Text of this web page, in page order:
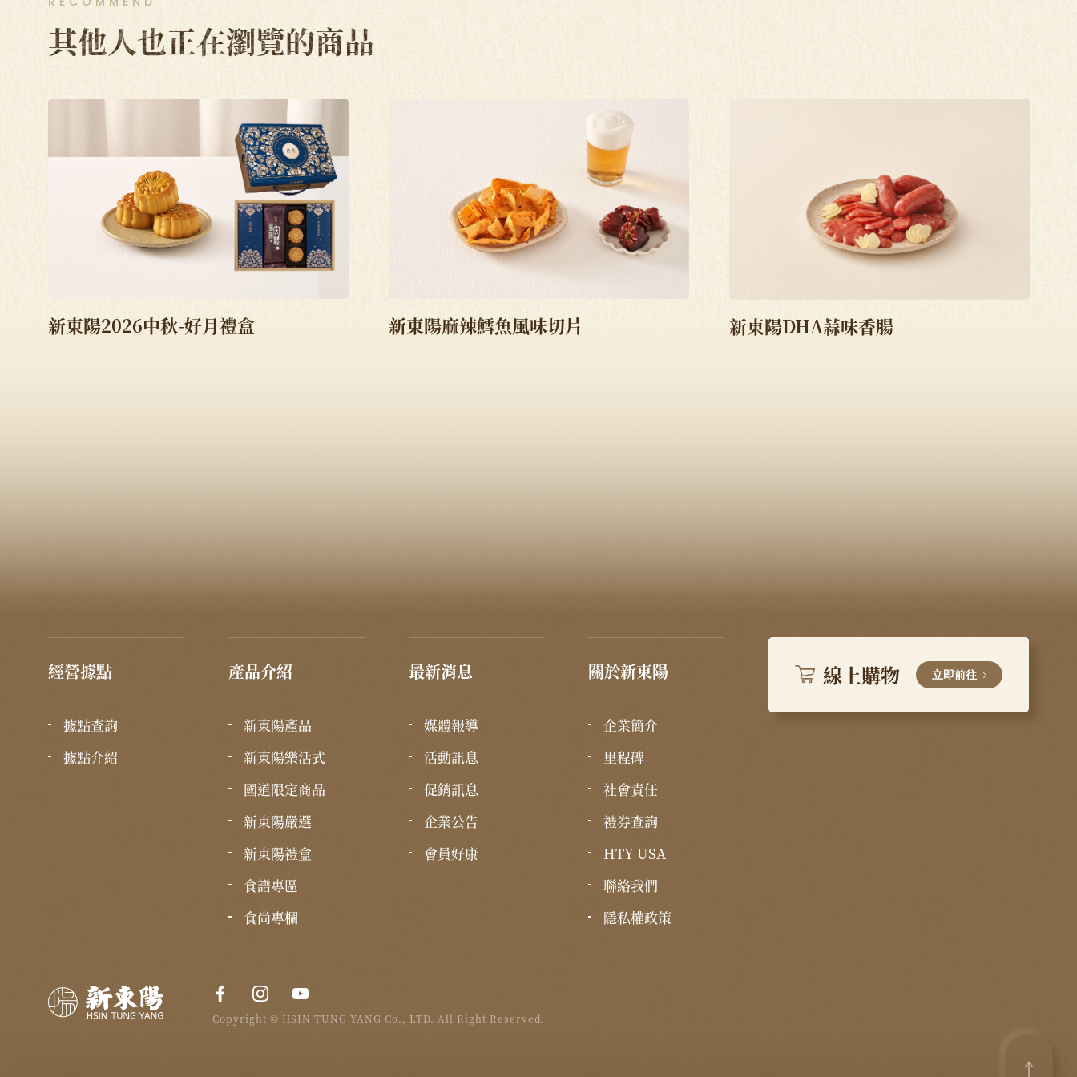
其他人也正在瀏覽的商品
新東陽2026中秋-好月禮盒 新東陽麻辣鱈魚風味切片 新東陽DHA蒜味香腸
經營據點
據點查詢
據點介紹
產品介紹
新東陽產品
新東陽樂活式
國道限定商品
新東陽嚴選
新東陽禮盒
食譜專區
食尚專欄
最新消息
媒體報導
活動訊息
促銷訊息
企業公告
會員好康
關於新東陽
企業簡介
里程碑
社會責任
禮券查詢
HTY USA
聯絡我們
隱私權政策
線上購物 立即前往
Copyright © HSIN TUNG YANG Co., LTD. All Right Reserved.